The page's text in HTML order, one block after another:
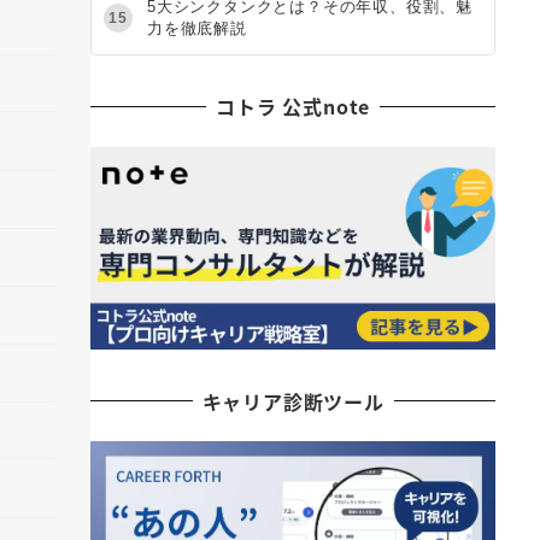
15
5大シンクタンクとは？その年収、役割、魅
力を徹底解説
コトラ 公式note
キャリア診断ツール